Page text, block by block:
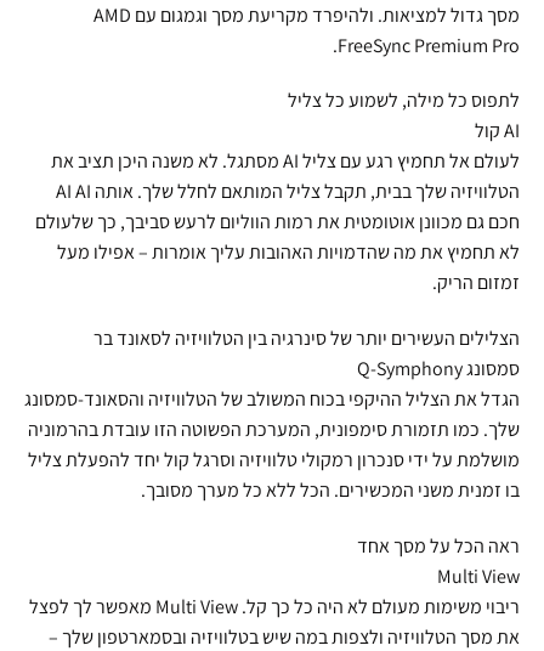
מסך גדול למציאות. ולהיפרד מקריעת מסך וגמגום עם AMD
FreeSync Premium Pro.
לתפוס כל מילה, לשמוע כל צליל
AI קול
לעולם אל תחמיץ רגע עם צליל AI מסתגל. לא משנה היכן תציב את
הטלוויזיה שלך בבית, תקבל צליל המותאם לחלל שלך. אותה AI AI
חכם גם מכוונן אוטומטית את רמות הווליום לרעש סביבך, כך שלעולם
לא תחמיץ את מה שהדמויות האהובות עליך אומרות – אפילו מעל
זמזום הריק.
הצלילים העשירים יותר של סינרגיה בין הטלוויזיה לסאונד בר
סמסונג Q-Symphony
הגדל את הצליל ההיקפי בכוח המשולב של הטלוויזיה והסאונד-סמסונג
שלך. כמו תזמורת סימפונית, המערכת הפשוטה הזו עובדת בהרמוניה
מושלמת על ידי סנכרון רמקולי טלוויזיה וסרגל קול יחד להפעלת צליל
בו זמנית משני המכשירים. הכל ללא כל מערך מסובך.
ראה הכל על מסך אחד
Multi View
ריבוי משימות מעולם לא היה כל כך קל. Multi View מאפשר לך לפצל
את מסך הטלוויזיה ולצפות במה שיש בטלוויזיה ובסמארטפון שלך –